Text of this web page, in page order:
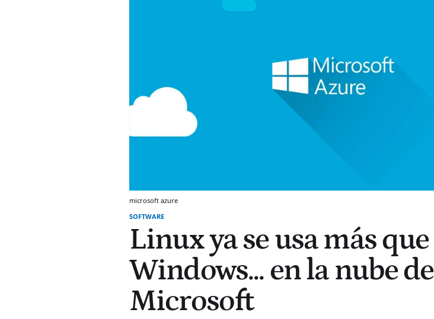
microsoft azure
SOFTWARE
Linux ya se usa más que
Windows... en la nube de
Microsoft